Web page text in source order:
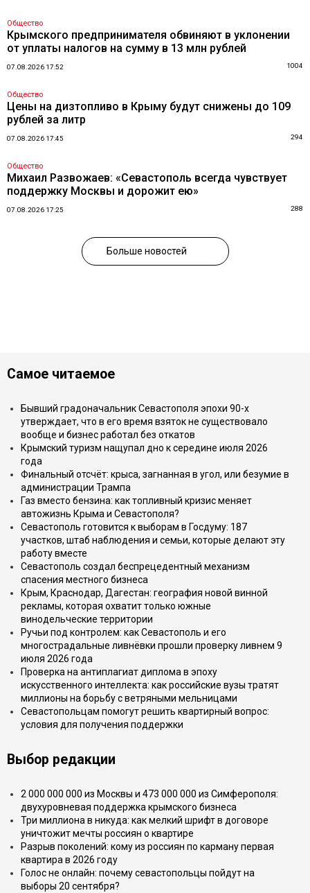
Общество
Крымского предпринимателя обвиняют в уклонении
от уплаты налогов на сумму в 13 млн рублей
07.08.2026 17:52 1004
Общество
Цены на дизтопливо в Крыму будут снижены до 109
рублей за литр
07.08.2026 17:45 294
Общество
Михаил Развожаев: «Севастополь всегда чувствует
поддержку Москвы и дорожит ею»
07.08.2026 17:25 288
Больше новостей
Самое читаемое
Бывший градоначальник Севастополя эпохи 90-х
утверждает, что в его время взяток не существовало
вообще и бизнес работал без откатов
Крымский туризм нащупал дно к середине июля 2026
года
Финальный отсчёт: крыса, загнанная в угол, или безумие в
администрации Трампа
Газ вместо бензина: как топливный кризис меняет
автожизнь Крыма и Севастополя?
Севастополь готовится к выборам в Госдуму: 187
участков, штаб наблюдения и семьи, которые делают эту
работу вместе
Севастополь создал беспрецедентный механизм
спасения местного бизнеса
Крым, Краснодар, Дагестан: география новой винной
рекламы, которая охватит только южные
винодельческие территории
Ручьи под контролем: как Севастополь и его
многострадальные ливнёвки прошли проверку ливнем 9
июля 2026 года
Проверка на антиплагиат диплома в эпоху
искусственного интеллекта: как российские вузы тратят
миллионы на борьбу с ветряными мельницами
Севастопольцам помогут решить квартирный вопрос:
условия для получения поддержки
Выбор редакции
2 000 000 000 из Москвы и 473 000 000 из Симферополя:
двухуровневая поддержка крымского бизнеса
Три миллиона в никуда: как мелкий шрифт в договоре
уничтожит мечты россиян о квартире
Разрыв поколений: кому из россиян по карману первая
квартира в 2026 году
Голос не онлайн: почему севастопольцы пойдут на
выборы 20 сентября?